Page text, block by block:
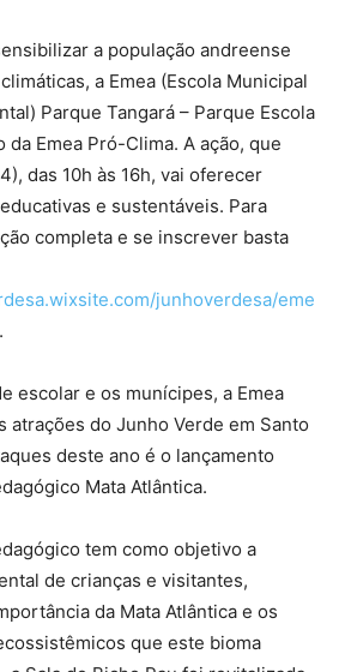
a população andreense
a Emea (Escola Municipal
Parque Tangará – Parque Escola
da Emea Pró-Clima. A ação, que
das 10h às 16h, vai oferecer
e sustentáveis. Para
completa e se inscrever basta
junhoverdesa/eme
.
escolar e os munícipes, a Emea
atrações do Junho Verde em Santo
deste ano é o lançamento
Mata Atlântica.
tem como objetivo a
de crianças e visitantes,
da Mata Atlântica e os
que este bioma